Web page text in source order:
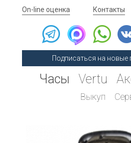
On-line оценка Контакты
Подписаться на новые
Часы Vertu
Выкуп